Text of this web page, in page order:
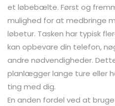
et løbebælte. Først og
mulighed for at medbringe
løbetur. Tasken har typisk
kan opbevare din telefon,
andre nødvendigheder.
planlægger lange ture eller
ting med dig.
En anden fordel ved at